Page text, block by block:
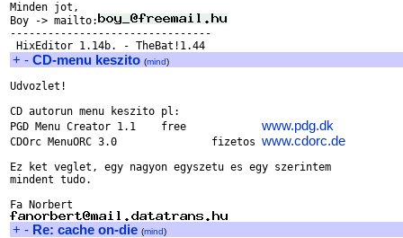
Minden jot,
Boy -> mailto:
--------------------------------
+ - CD-menu keszito (mind)
Udvozlet!
CD autorun menu keszito pl:
www.pdg.dk
www.cdorc.de
Ez ket veglet, egy nagyon egyszetu es egy szerintem
mindent tudo.
+ - Re: cache on-die (mind)